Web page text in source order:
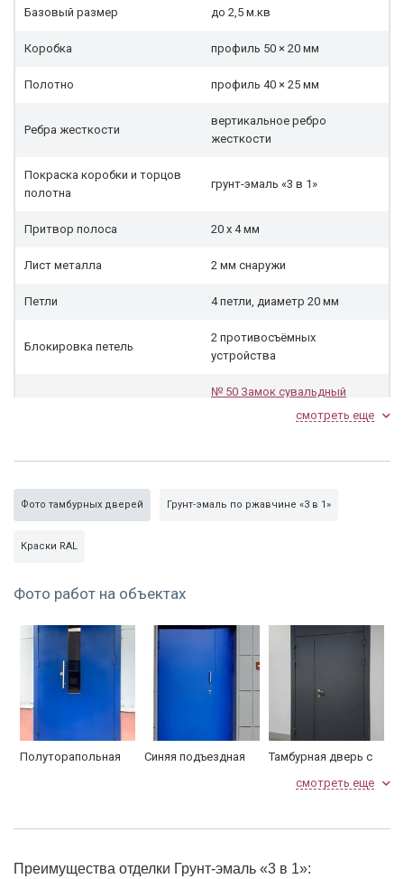
Базовый размер до 2,5 м.кв
Коробка профиль 50 × 20 мм
Полотно профиль 40 × 25 мм
Ребра жесткости
вертикальное ребро
жесткости
Покраска коробки и торцов
полотна
грунт-эмаль «3 в 1»
Притвор полоса 20 х 4 мм
Лист металла 2 мм снаружи
Петли 4 петли, диаметр 20 мм
Блокировка петель
2 противосъёмных
устройства
№ 50 Замок сувальдный
задвижкой.
Ручки коричневые
пленка
По желанию фурнитуру можно заменить (см.
раздел
Замки и фурнитура
смотреть еще
Фото тамбурных дверей Грунт-эмаль по ржавчине «3 в 1»
Краски RAL
Фото работ на объектах
Полуторапольная
Синяя подъездная
Тамбурная дверь с
смотреть еще
Преимущества отделки Грунт-эмаль «3 в 1»: